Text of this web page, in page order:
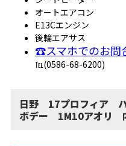
オートエアコン
E13Cエンジン
後輪エアサス
☎スマホでのお問
℡(0586-68-6200)
日野 17プロフィア
ボデー 1M10アオリ